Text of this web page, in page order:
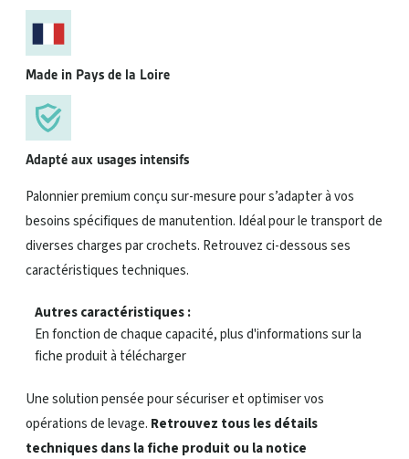
Made in Pays de la Loire
Adapté aux usages intensifs
Palonnier premium conçu sur-mesure pour s’adapter à vos
besoins spécifiques de manutention. Idéal pour le transport de
diverses charges par crochets. Retrouvez ci-dessous ses
caractéristiques techniques.
Autres caractéristiques :
En fonction de chaque capacité, plus d'informations sur la
fiche produit à télécharger
Une solution pensée pour sécuriser et optimiser vos
opérations de levage. Retrouvez tous les détails
techniques dans la fiche produit ou la notice